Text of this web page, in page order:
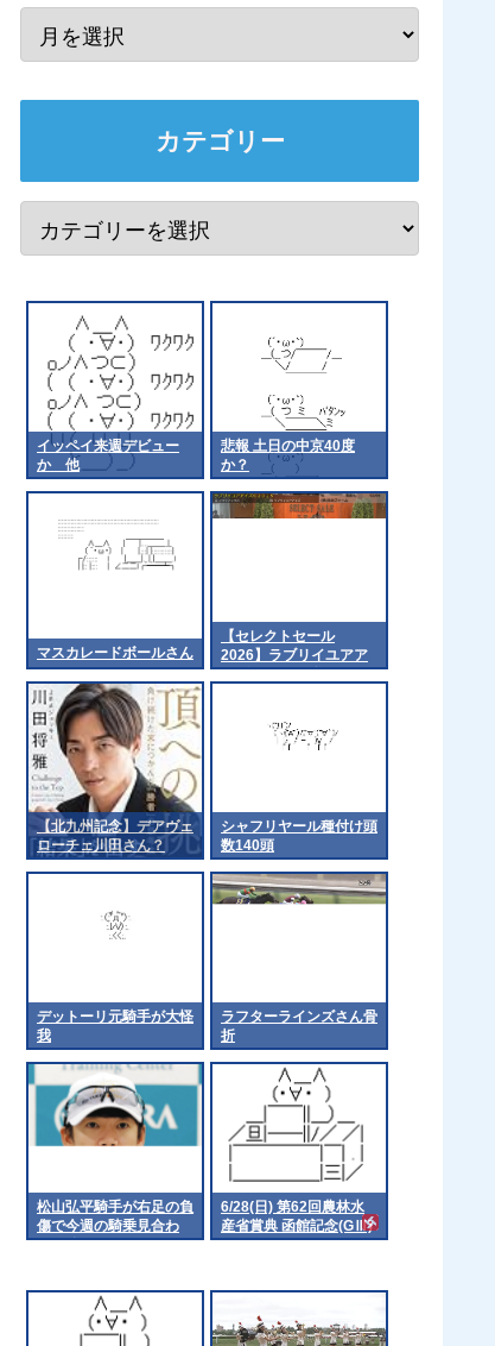
カテゴリー
イッペイ来週デビュー
か 他
悲報 土日の中京40度
か？
マスカレードボールさん
【セレクトセール
2026】ラブリイユアア
イズの2025（父イクイ
【北九州記念】デアヴェ
ローチェ川田さん？
シャフリヤール種付け頭
数140頭
デットーリ元騎手が大怪
我
ラフターラインズさん骨
折
松山弘平騎手が右足の負
傷で今週の騎乗見合わ
せ 他
6/28(日) 第62回農林水
産省賞典 函館記念(GⅢ)
part1